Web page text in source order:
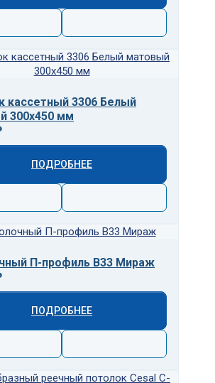
кассетный 3306 Белый
300х450 мм
ПОДРОБНЕЕ
П-профиль В33 Мираж
ПОДРОБНЕЕ